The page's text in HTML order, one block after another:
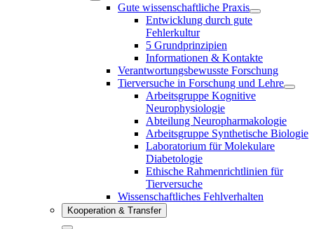
Gute wissenschaftliche Praxis
Entwicklung durch gute
Fehlerkultur
5 Grundprinzipien
Informationen & Kontakte
Verantwortungsbewusste Forschung
Tierversuche in Forschung und Lehre
Arbeitsgruppe Kognitive
Neurophysiologie
Abteilung Neuropharmakologie
Arbeitsgruppe Synthetische Biologie
Laboratorium für Molekulare
Diabetologie
Ethische Rahmenrichtlinien für
Tierversuche
Wissenschaftliches Fehlverhalten
Kooperation & Transfer